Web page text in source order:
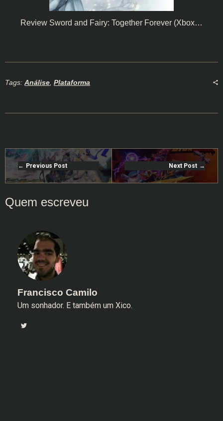
Review Sword and Fairy: Together Forever (Xbox…
Tags: Análise, Plataforma
Previous Post Next Post
Francisco Camilo
Um sonhador. E também um Xico.